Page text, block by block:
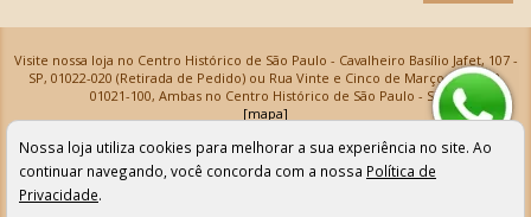
Visite nossa loja no Centro Histórico de São Paulo - Cavalheiro Basílio Jafet, 107 -
SP, 01022-020 (Retirada de Pedido) ou Rua Vinte e Cinco de Março, 576 - SP,
01021-100, Ambas no Centro Histórico de São Paulo - SP
[mapa]
Armarinhos Santa Cecília Ltda | CNPJ: 61.069.639/0001-18
Os preços e as condições de pagamento apresentadas na loja virtual não valem para nossa loja física e
podem sofrer alterações sem aviso prévio. Vendas com cartão de crédito sujeitas a análise e
confirmação de dados.
Nossa loja utiliza cookies para melhorar a sua experiência no site. Ao
continuar navegando, você concorda com a nossa Política de
Privacidade.